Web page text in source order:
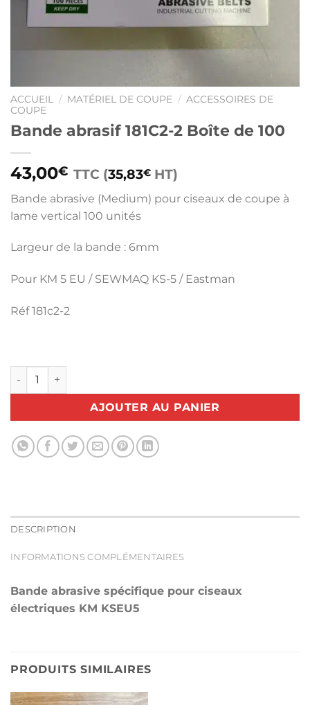
ACCUEIL / MATÉRIEL DE COUPE / ACCESSOIRES DE
COUPE
Bande abrasif 181C2-2 Boîte de 100
43,00€ TTC (35,83€ HT)
Bande abrasive (Medium) pour ciseaux de coupe à
lame vertical 100 unités
Largeur de la bande : 6mm
Pour KM 5 EU / SEWMAQ KS-5 / Eastman
Réf 181c2-2
quantité de Bande abrasif 181C2-2 Boîte de 100
AJOUTER AU PANIER
DESCRIPTION
INFORMATIONS COMPLÉMENTAIRES
Bande abrasive spécifique pour ciseaux
électriques KM KSEU5
PRODUITS SIMILAIRES